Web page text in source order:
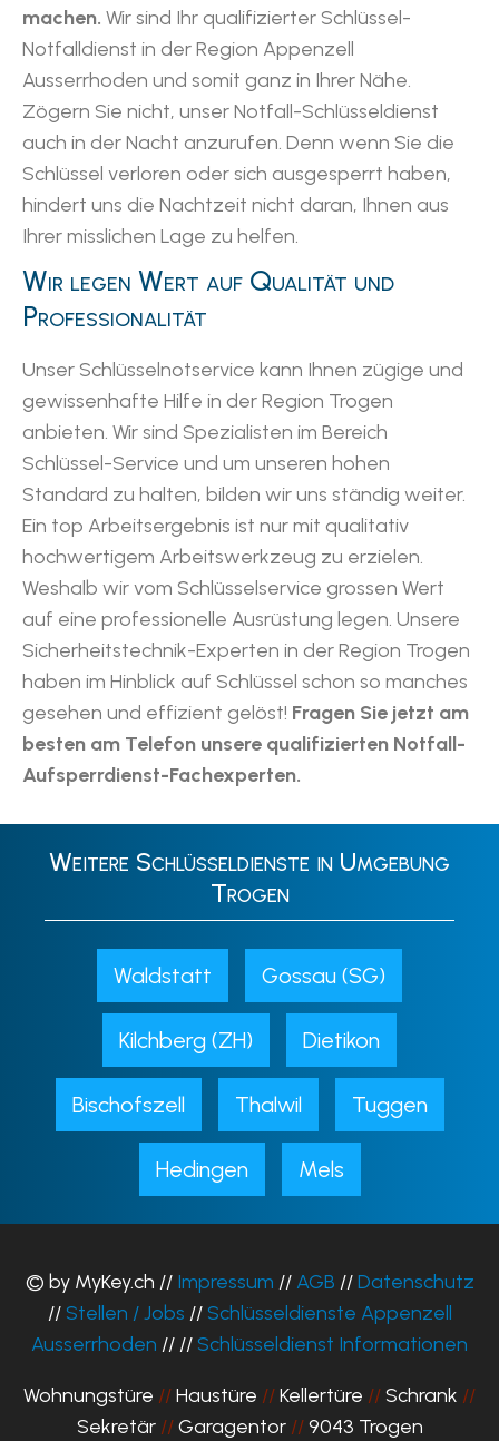
machen. Wir sind Ihr qualifizierter Schlüssel-
Notfalldienst in der Region Appenzell
Ausserrhoden und somit ganz in Ihrer Nähe.
Zögern Sie nicht, unser Notfall-Schlüsseldienst
auch in der Nacht anzurufen. Denn wenn Sie die
Schlüssel verloren oder sich ausgesperrt haben,
hindert uns die Nachtzeit nicht daran, Ihnen aus
Ihrer misslichen Lage zu helfen.
Wir legen Wert auf Qualität und
Professionalität
Unser Schlüsselnotservice kann Ihnen zügige und
gewissenhafte Hilfe in der Region Trogen
anbieten. Wir sind Spezialisten im Bereich
Schlüssel-Service und um unseren hohen
Standard zu halten, bilden wir uns ständig weiter.
Ein top Arbeitsergebnis ist nur mit qualitativ
hochwertigem Arbeitswerkzeug zu erzielen.
Weshalb wir vom Schlüsselservice grossen Wert
auf eine professionelle Ausrüstung legen. Unsere
Sicherheitstechnik-Experten in der Region Trogen
haben im Hinblick auf Schlüssel schon so manches
gesehen und effizient gelöst! Fragen Sie jetzt am
besten am Telefon unsere qualifizierten Notfall-
Aufsperrdienst-Fachexperten.
Weitere Schlüsseldienste in Umgebung
Trogen
Waldstatt Gossau (SG)
Kilchberg (ZH) Dietikon
Bischofszell Thalwil Tuggen
Hedingen Mels
© by MyKey.ch // Impressum // AGB //Datenschutz
//Stellen / Jobs //Schlüsseldienste Appenzell
Ausserrhoden // //Schlüsseldienst Informationen
Wohnungstüre //Haustüre //Kellertüre //Schrank //
Sekretär //Garagentor //9043 Trogen